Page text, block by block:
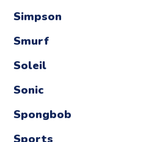
Simpson
Smurf
Soleil
Sonic
Spongbob
Sports